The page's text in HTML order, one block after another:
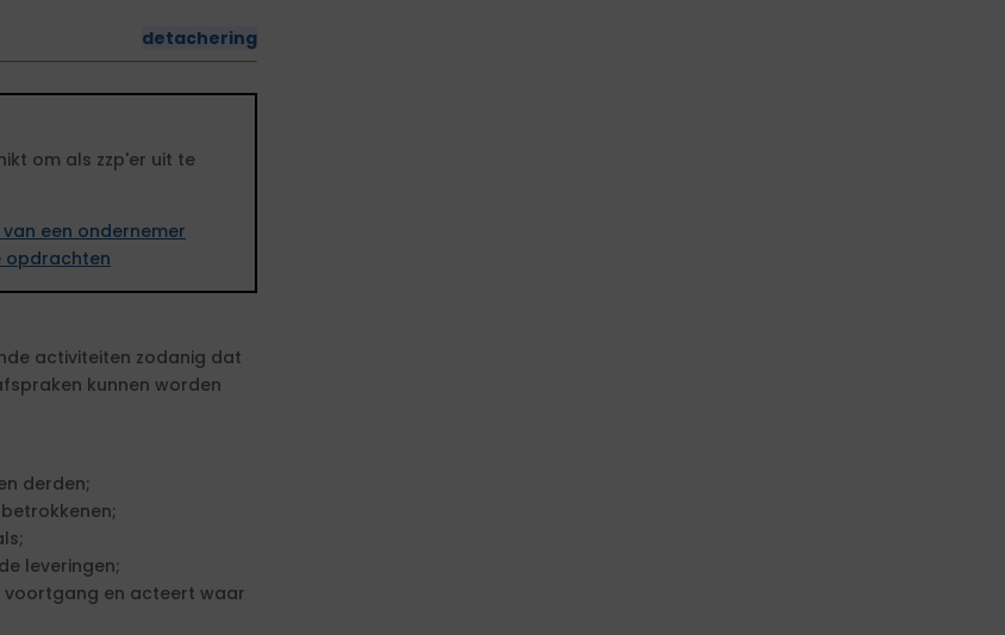
detachering
om als zzp'er uit te
een ondernemer
opdrachten
activiteiten zodanig dat
kunnen worden
derden;
leveringen;
en acteert waar